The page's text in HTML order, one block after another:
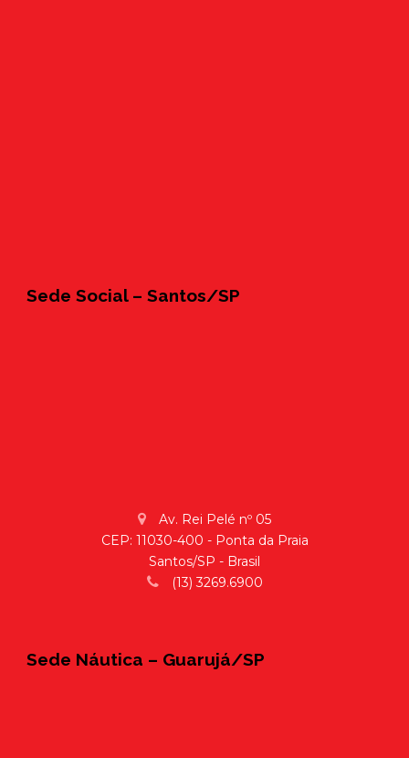
Sede Social – Santos/SP
Av. Rei Pelé nº 05
CEP: 11030-400 - Ponta da Praia
Santos/SP - Brasil
(13) 3269.6900
Sede Náutica – Guarujá/SP